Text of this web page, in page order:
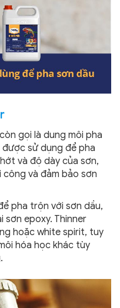
gọi là dung môi pha
sử dụng để pha
và độ dày của sơn,
và đảm bảo sơn
pha trộn với sơn dầu,
sơn epoxy. Thinner
hoặc white spirit, tuy
hóa học khác tùy